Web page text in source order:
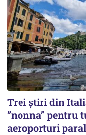
Trei știri din
”nonna” pentru
aeroporturi